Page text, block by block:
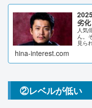
劣
人気
ん。
見ら
hina-interest.com
②レベルが低い